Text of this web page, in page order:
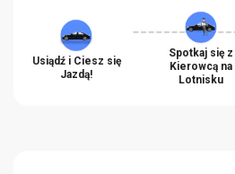
Usiądź i Ciesz się
Jazdą!
Spotkaj się z
Kierowcą na
Lotnisku